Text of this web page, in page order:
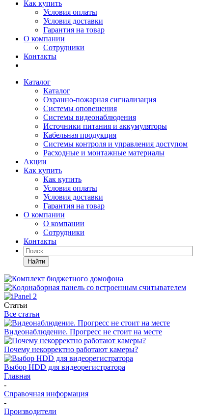
Как купить
Условия оплаты
Условия доставки
Гарантия на товар
О компании
Сотрудники
Контакты
Каталог
Каталог
Охранно-пожарная сигнализация
Системы оповещения
Системы видеонаблюдения
Источники питания и аккумуляторы
Кабельная продукция
Системы контроля и управления доступом
Расходные и монтажные материалы
Акции
Как купить
Как купить
Условия оплаты
Условия доставки
Гарантия на товар
О компании
О компании
Сотрудники
Контакты
Найти
Статьи
Все статьи
Видеонаблюдение. Прогресс не стоит на месте
Почему некорректно работают камеры?
Выбор HDD для видеорегистратора
Главная
-
Справочная информация
-
Производители